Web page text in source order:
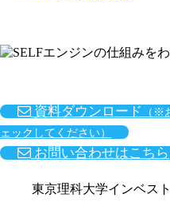
資料ダウンロード
（※
ェックしてください）
お問い合わせはこちら
東京理科大学インベス